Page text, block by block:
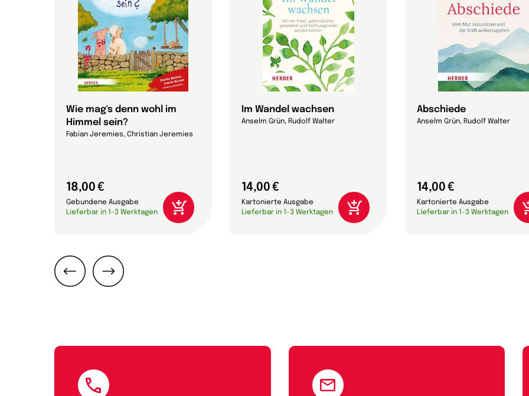
Wie mag's denn wohl im
Himmel sein?
Fabian Jeremies, Christian Jeremies
18,00 €
Gebundene Ausgabe
Lieferbar in 1-3 Werktagen
Im Wandel wachsen
Anselm Grün, Rudolf Walter
14,00 €
Kartonierte Ausgabe
Lieferbar in 1-3 Werktagen
Abschiede
Anselm Grün, Rudolf Walter
14,00 €
Kartonierte Ausgabe
Lieferbar in 1-3 Werktagen